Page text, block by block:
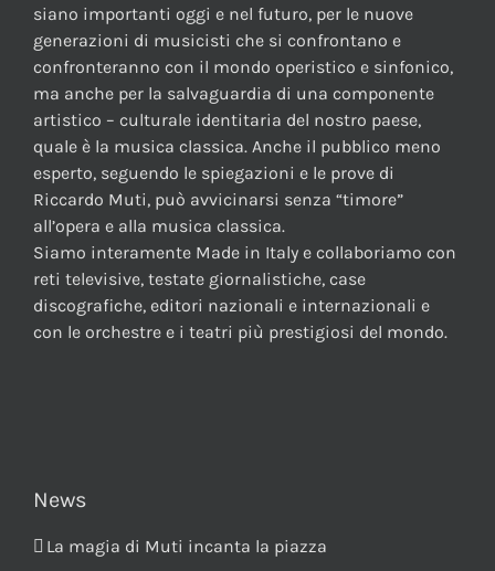
siano importanti oggi e nel futuro, per le nuove
generazioni di musicisti che si confrontano e
confronteranno con il mondo operistico e sinfonico,
ma anche per la salvaguardia di una componente
artistico – culturale identitaria del nostro paese,
quale è la musica classica. Anche il pubblico meno
esperto, seguendo le spiegazioni e le prove di
Riccardo Muti, può avvicinarsi senza “timore”
all’opera e alla musica classica.
Siamo interamente Made in Italy e collaboriamo con
reti televisive, testate giornalistiche, case
discografiche, editori nazionali e internazionali e
con le orchestre e i teatri più prestigiosi del mondo.
News
La magia di Muti incanta la piazza